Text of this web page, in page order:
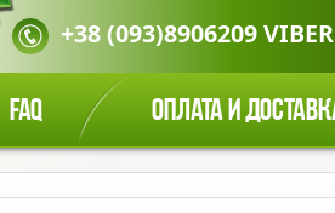
+38 (093)8906209 VIBER
FAQ ОПЛАТА И